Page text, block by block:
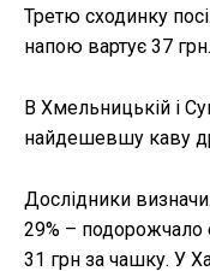
Третю сходинку
напою вартує 37 грн.
В Хмельницькій і
найдешевшу каву
Дослідники
29% – подорожчало
31 грн за чашку. У